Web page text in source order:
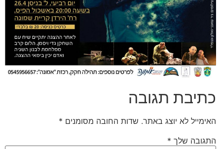
כתיבת תגובה
האימייל לא יוצג באתר. שדות החובה מסומנים *
התגובה שלך *